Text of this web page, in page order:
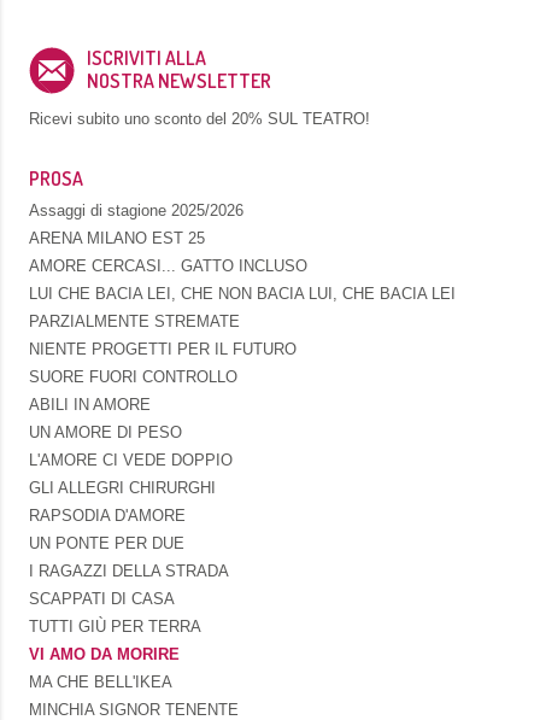
ISCRIVITI ALLA
NOSTRA NEWSLETTER
Ricevi subito uno sconto del 20% SUL TEATRO!
PROSA
Assaggi di stagione 2025/2026
ARENA MILANO EST 25
AMORE CERCASI... GATTO INCLUSO
LUI CHE BACIA LEI, CHE NON BACIA LUI, CHE BACIA LEI
PARZIALMENTE STREMATE
NIENTE PROGETTI PER IL FUTURO
SUORE FUORI CONTROLLO
ABILI IN AMORE
UN AMORE DI PESO
L'AMORE CI VEDE DOPPIO
GLI ALLEGRI CHIRURGHI
RAPSODIA D'AMORE
UN PONTE PER DUE
I RAGAZZI DELLA STRADA
SCAPPATI DI CASA
TUTTI GIÙ PER TERRA
VI AMO DA MORIRE
MA CHE BELL'IKEA
MINCHIA SIGNOR TENENTE